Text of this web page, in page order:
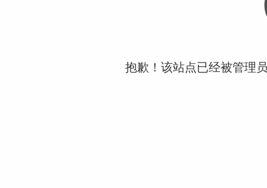
抱歉！该站点已经被管理